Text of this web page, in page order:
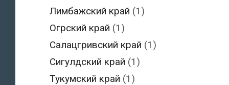
Лимбажский край (1)
Огрский край (1)
Салацгривский край (1)
Сигулдский край (1)
Тукумский край (1)